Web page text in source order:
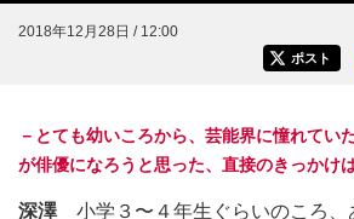
2018年12月28日 / 12:00
ポスト
－とても幼いころから、芸能界に憧れてい
が俳優になろうと思った、直接のきっかけ
深澤 小学３〜４年生ぐらいのころ、